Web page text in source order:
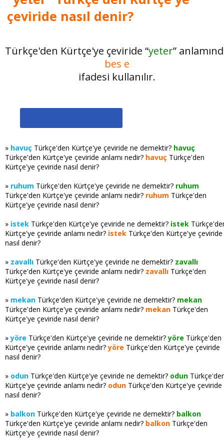
çeviride nasıl denir?
Türkçe'den Kürtçe'ye çeviride “yeter”
bes e
ifadesi kullanılır.
» havuç Türkçe'den Kürtçe'ye çeviride ne demektir? havuç
Türkçe'den Kürtçe'ye çeviride anlamı nedir? havuç Türkçe'den
Kürtçe'ye çeviride nasıl denir?
» ruhum Türkçe'den Kürtçe'ye çeviride ne demektir? ruhum
Türkçe'den Kürtçe'ye çeviride anlamı nedir? ruhum Türkçe'den
Kürtçe'ye çeviride nasıl denir?
» istek Türkçe'den Kürtçe'ye çeviride ne demektir? istek
Kürtçe'ye çeviride anlamı nedir? istek Türkçe'den Kürtçe'ye çeviride
nasıl denir?
» zavallı Türkçe'den Kürtçe'ye çeviride ne demektir? zavallı
Türkçe'den Kürtçe'ye çeviride anlamı nedir? zavallı Türkçe'den
Kürtçe'ye çeviride nasıl denir?
» mekan Türkçe'den Kürtçe'ye çeviride ne demektir? mekan
Türkçe'den Kürtçe'ye çeviride anlamı nedir? mekan Türkçe'den
Kürtçe'ye çeviride nasıl denir?
»yöre Türkçe'den Kürtçe'ye çeviride ne demektir?yöre Türkçe'den
Kürtçe'ye çeviride anlamı nedir?yöre Türkçe'den Kürtçe'ye çeviride
nasıl denir?
» odun Türkçe'den Kürtçe'ye çeviride ne demektir? odun
Kürtçe'ye çeviride anlamı nedir? odun Türkçe'den Kürtçe'ye çeviride
nasıl denir?
» balkon Türkçe'den Kürtçe'ye çeviride ne demektir? balkon
Türkçe'den Kürtçe'ye çeviride anlamı nedir? balkon Türkçe'den
Kürtçe'ye çeviride nasıl denir?